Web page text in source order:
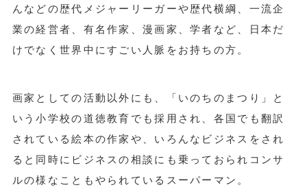
んなどの歴代メジャーリーガーや歴代横綱、一流企
業の経営者、有名作家、漫画家、学者など、日本だ
けでなく世界中にすごい人脈をお持ちの方。
画家としての活動以外にも、「いのちのまつり」と
いう小学校の道徳教育でも採用され、各国でも翻訳
されている絵本の作家や、いろんなビジネスをされ
ると同時にビジネスの相談にも乗っておられコンサ
ルの様なこともやられているスーパーマン。